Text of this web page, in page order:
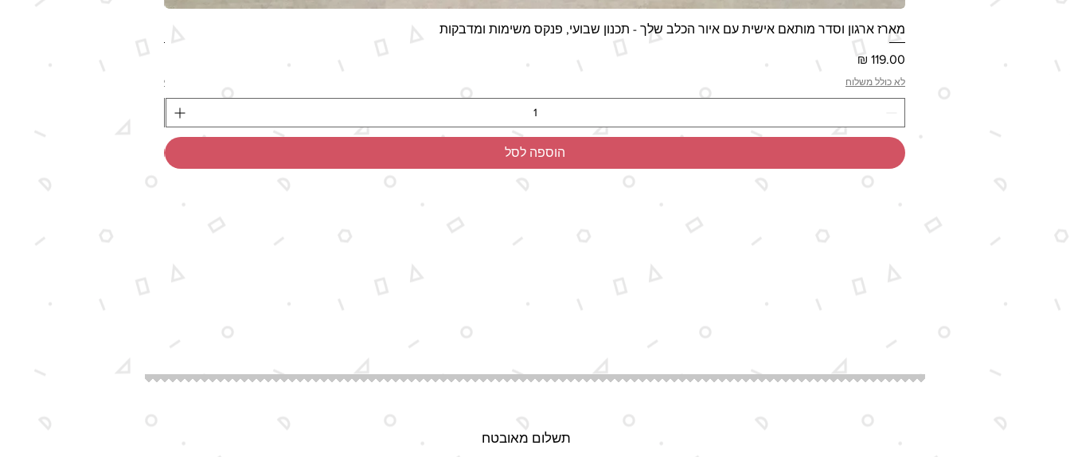
תצוגה מהירה
מארז ארגון וסדר מותאם אישית עם איור הכלב שלך - תכנון שבועי, פנקס משימות ומדבקות
מחיר
לא כולל משלוח
הוספה לסל
לא כולל משלוח
תשלום מאובטח